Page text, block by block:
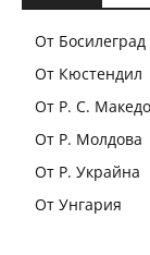
От Босилеград
От Кюстендил
От Р. С.
От Р. Молдова
От Р. Украйна
От Унгария